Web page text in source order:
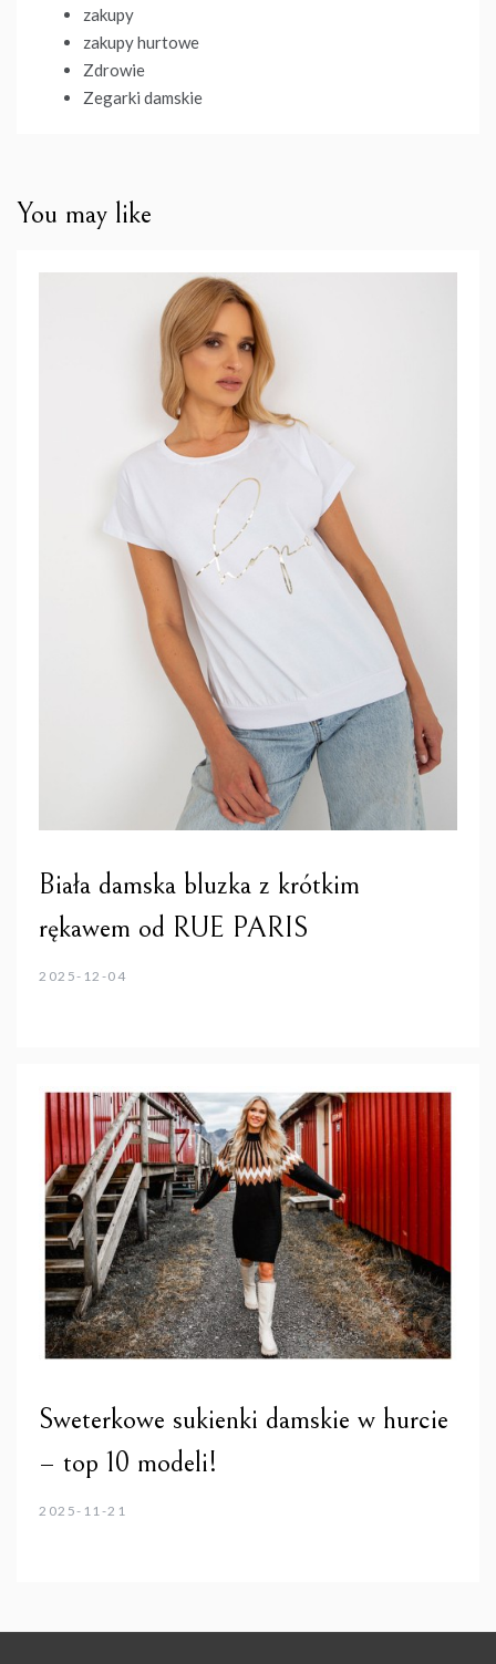
zakupy
zakupy hurtowe
Zdrowie
Zegarki damskie
You may like
Biała damska bluzka z krótkim
rękawem od RUE PARIS
2025-12-04
Sweterkowe sukienki damskie w hurcie
– top 10 modeli!
2025-11-21